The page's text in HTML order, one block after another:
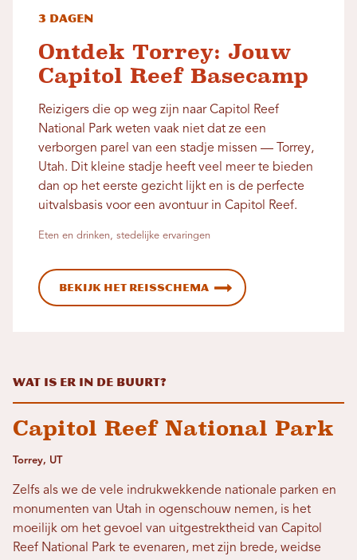
3 dagen
Ontdek Torrey: Jouw
Capitol Reef Basecamp
Reizigers die op weg zijn naar Capitol Reef
National Park weten vaak niet dat ze een
verborgen parel van een stadje missen — Torrey,
Utah. Dit kleine stadje heeft veel meer te bieden
dan op het eerste gezicht lijkt en is de perfecte
uitvalsbasis voor een avontuur in Capitol Reef.
Eten en drinken, stedelijke ervaringen
Bekijk het reisschema
Wat is er in de buurt?
Capitol Reef National Park
Torrey, UT
Zelfs als we de vele indrukwekkende nationale parken en
monumenten van Utah in ogenschouw nemen, is het
moeilijk om het gevoel van uitgestrektheid van Capitol
Reef National Park te evenaren, met zijn brede, weidse